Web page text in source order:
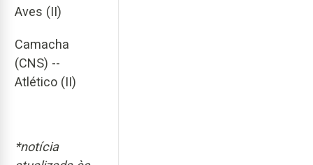
Aves (II)
Camacha
(CNS) --
Atlético (II)
*notícia